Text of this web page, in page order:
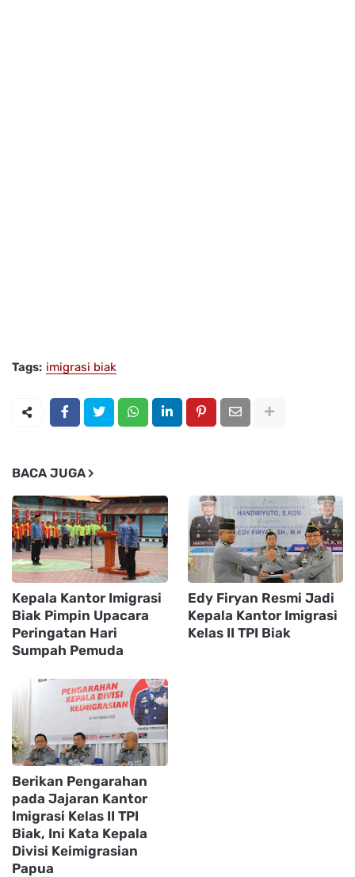
Tags: imigrasi biak
BACA JUGA
Kepala Kantor Imigrasi
Biak Pimpin Upacara
Peringatan Hari
Sumpah Pemuda
Edy Firyan Resmi Jadi
Kepala Kantor Imigrasi
Kelas II TPI Biak
Berikan Pengarahan
pada Jajaran Kantor
Imigrasi Kelas II TPI
Biak, Ini Kata Kepala
Divisi Keimigrasian
Papua